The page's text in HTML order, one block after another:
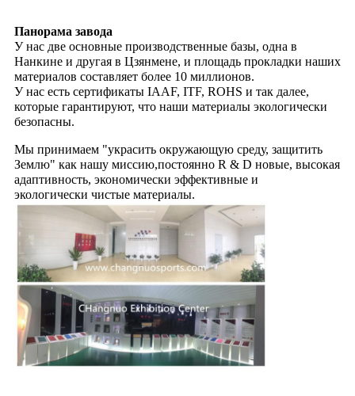
Панорама завода
У нас две основные производственные базы, одна в
Нанкине и другая в Цзянмене, и площадь прокладки наших
материалов составляет более 10 миллионов.
У нас есть сертификаты IAAF, ITF, ROHS и так далее,
которые гарантируют, что наши материалы экологически
безопасны.
Мы принимаем "украсить окружающую среду, защитить
Землю" как нашу миссию,постоянно R & D новые, высокая
адаптивность, экономически эффективные и
экологически чистые материалы.